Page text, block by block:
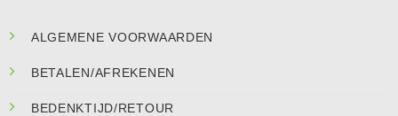
ALGEMENE VOORWAARDEN
BETALEN/AFREKENEN
BEDENKTIJD/RETOUR